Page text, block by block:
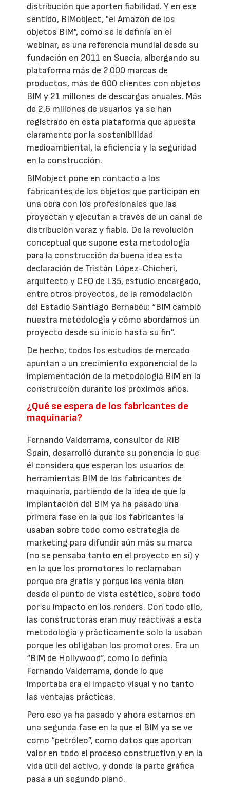
distribución que aporten fiabilidad. Y en ese
sentido, BIMobject, "el Amazon de los
objetos BIM", como se le definía en el
webinar, es una referencia mundial desde su
fundación en 2011 en Suecia, albergando su
plataforma más de 2.000 marcas de
productos, más de 600 clientes con objetos
BIM y 21 millones de descargas anuales. Más
de 2,6 millones de usuarios ya se han
registrado en esta plataforma que apuesta
claramente por la sostenibilidad
medioambiental, la eficiencia y la seguridad
en la construcción.
BIMobject pone en contacto a los
fabricantes de los objetos que participan en
una obra con los profesionales que las
proyectan y ejecutan a través de un canal de
distribución veraz y fiable. De la revolución
conceptual que supone esta metodología
para la construcción da buena idea esta
declaración de Tristán López-Chicheri,
arquitecto y CEO de L35, estudio encargado,
entre otros proyectos, de la remodelación
del Estadio Santiago Bernabéu: “BIM cambió
nuestra metodología y cómo abordamos un
proyecto desde su inicio hasta su fin”.
De hecho, todos los estudios de mercado
apuntan a un crecimiento exponencial de la
implementación de la metodología BIM en la
construcción durante los próximos años.
¿Qué se espera de los fabricantes de
maquinaria?
Fernando Valderrama, consultor de RIB
Spain, desarrolló durante su ponencia lo que
él considera que esperan los usuarios de
herramientas BIM de los fabricantes de
maquinaria, partiendo de la idea de que la
implantación del BIM ya ha pasado una
primera fase en la que los fabricantes la
usaban sobre todo como estrategia de
marketing para difundir aún más su marca
(no se pensaba tanto en el proyecto en sí) y
en la que los promotores lo reclamaban
porque era gratis y porque les venía bien
desde el punto de vista estético, sobre todo
por su impacto en los renders. Con todo ello,
las constructoras eran muy reactivas a esta
metodología y prácticamente solo la usaban
porque les obligaban los promotores. Era un
“BIM de Hollywood”, como lo definía
Fernando Valderrama, donde lo que
importaba era el impacto visual y no tanto
las ventajas prácticas.
Pero eso ya ha pasado y ahora estamos en
una segunda fase en la que el BIM ya se ve
como “petróleo”, como datos que aportan
valor en todo el proceso constructivo y en la
vida útil del activo, y donde la parte gráfica
pasa a un segundo plano.